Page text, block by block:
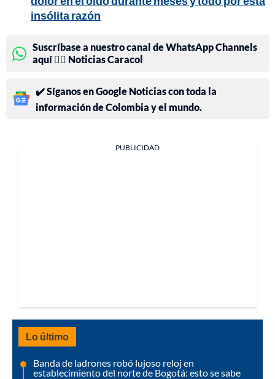
insólita razón
Suscríbase a nuestro canal de WhatsApp Channels
aquí 👉🏻 Noticias Caracol
✔️ Síganos en Google Noticias con toda la
información de Colombia y el mundo.
PUBLICIDAD
Lo último
Banda de ladrones robó lujoso reloj en
establecimiento del norte de Bogotá: esto se sabe